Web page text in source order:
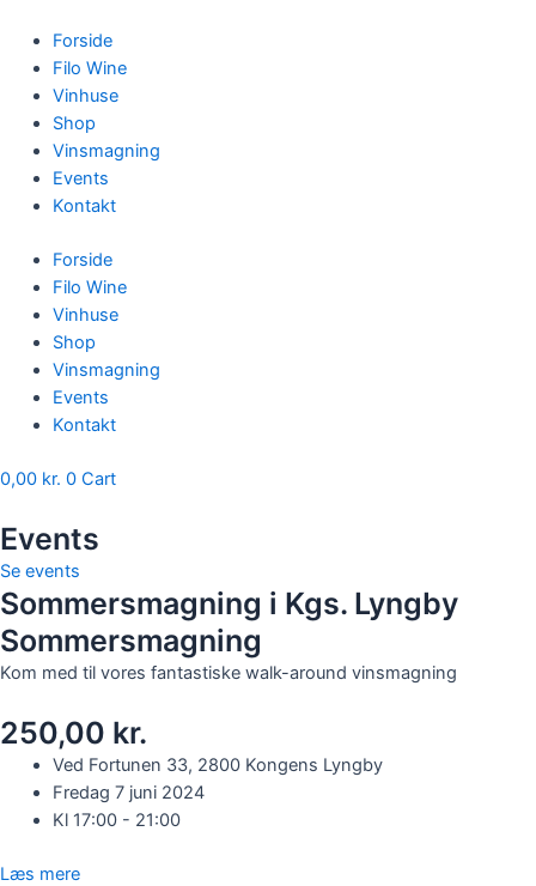
content
Forside
Filo Wine
Vinhuse
Shop
Vinsmagning
Events
Kontakt
Forside
Filo Wine
Vinhuse
Shop
Vinsmagning
Events
Kontakt
0,00 kr. 0 Cart
Events
Se events
Sommersmagning i Kgs. Lyngby
Sommersmagning
Kom med til vores fantastiske walk-around vinsmagning
250,00 kr.
Ved Fortunen 33, 2800 Kongens Lyngby
Fredag 7 juni 2024
Kl 17:00 - 21:00
Læs mere